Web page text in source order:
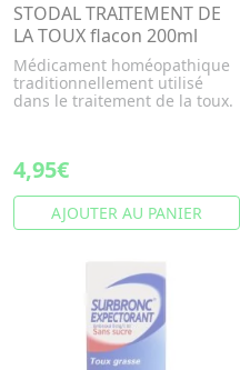
STODAL TRAITEMENT DE
LA TOUX flacon 200ml
Médicament homéopathique
traditionnellement utilisé
dans le traitement de la toux.
4,95€
AJOUTER AU PANIER